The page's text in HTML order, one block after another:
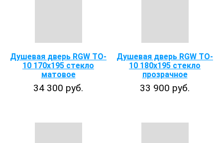
Душевая дверь RGW TO-
10 170х195 стекло
матовое
34 300 руб.
Душевая дверь RGW TO-
10 180х195 стекло
прозрачное
33 900 руб.